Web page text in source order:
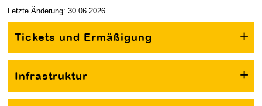
Letzte Änderung: 30.06.2026
Tickets und Ermäßigung
Infrastruktur